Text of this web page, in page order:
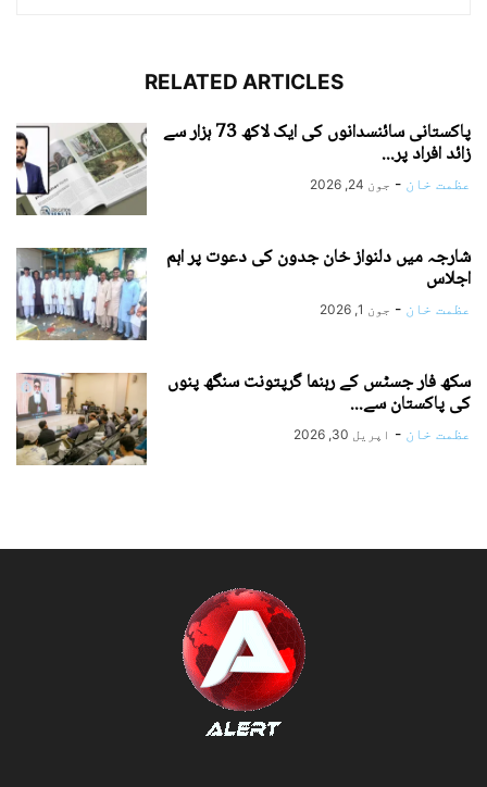
RELATED ARTICLES
پاکستانی سائنسدانوں کی ایک لاکھ 73 ہزار سے
زائد افراد پر...
عظمت خان - جون 24, 2026
شارجہ میں دلنواز خان جدون کی دعوت پر اہم
اجلاس
عظمت خان - جون 1, 2026
سکھ فار جسٹس کے رہنما گرپتونت سنگھ پنوں
کی پاکستان سے...
عظمت خان - اپریل 30, 2026